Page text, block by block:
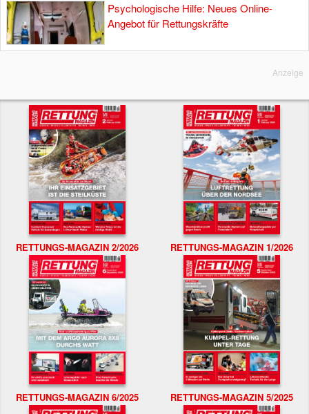
Psychologische Hilfe: Neues Online-
Angebot für Rettungskräfte
Anzeige
RETTUNGS-MAGAZIN 2/2026 RETTUNGS-MAGAZIN 1/2026
RETTUNGS-MAGAZIN 6/2025 RETTUNGS-MAGAZIN 5/2025